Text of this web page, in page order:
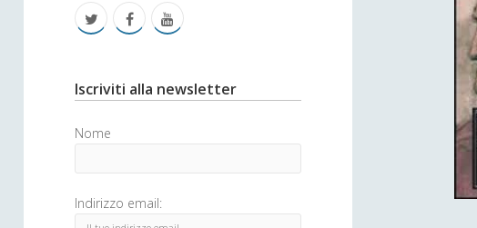
c
i
t
r
f
c
b
o
u
u
e
S
i
e
Iscriviti alla newsletter
Nome
Indirizzo email: